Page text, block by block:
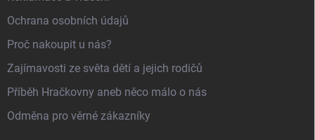
Ochrana osobních údajů
Proč nakoupit u nás?
Zajímavosti ze světa dětí a jejich rodičů
Příběh Hračkovny aneb něco málo o nás
Odměna pro věrné zákazníky